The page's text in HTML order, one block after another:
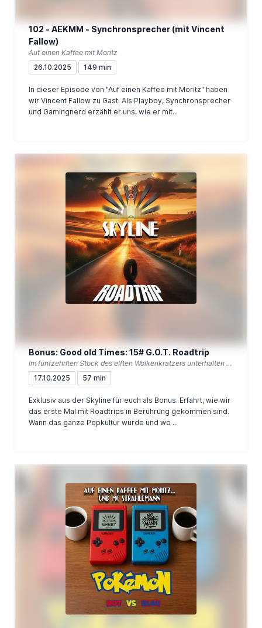
102 - AEKMM - Synchronsprecher (mit Vincent
Fallow)
Auf einen Kaffee mit Moritz
26.10.2025
149 min
In dieser Episode von "Auf einen Kaffee mit Moritz" haben
wir Vincent Fallow zu Gast. Als Playboy, Synchronsprecher
und Gamingnerd erzählt er uns, wie er mit...
Bonus: Good old Times: 15# G.O.T. Roadtrip
Im fünfzehnten Stock des elften Wolkenkratzers unterhalten wir uns über die Good-Old-Times.
17.10.2025
57 min
Exklusiv aus der Skyline für euch als Bonus. Erfahrt, wie wir
das erste Mal mit Roadtrips in Berührung gekommen sind.
Wann das ganze Popkultur wurde und wo ...